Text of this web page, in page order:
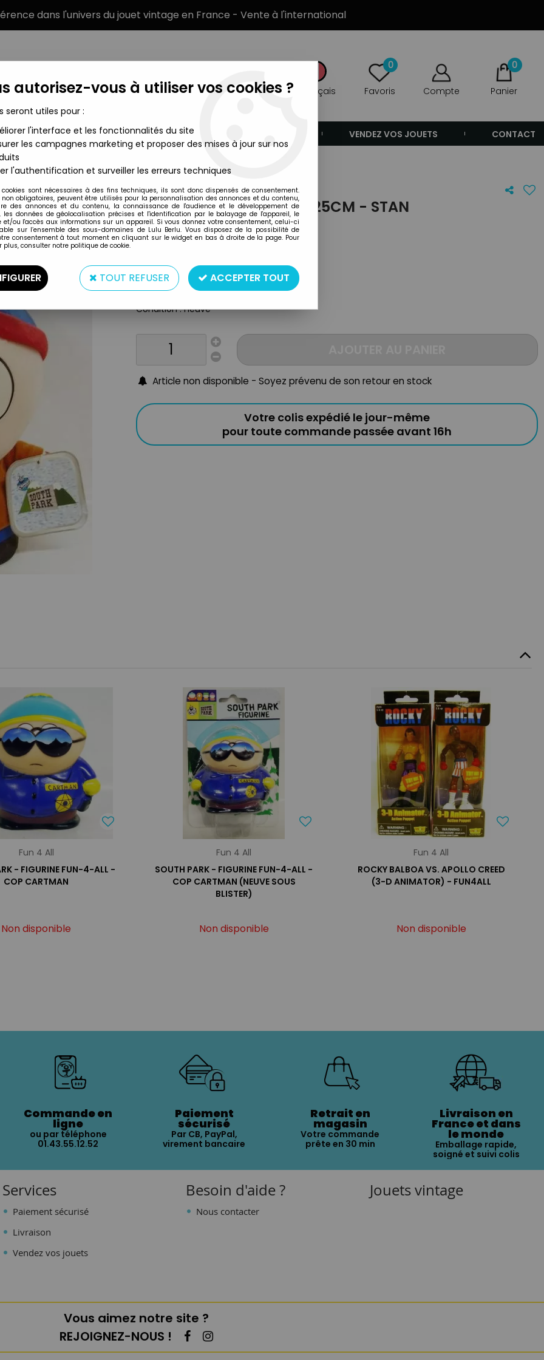
dans l'univers du jouet vintage en France - Vente à l'international
Français
0
Favoris Compte
0
Panier
MARQUES TYPE DE PRODUIT VENDEZ VOS JOUETS CONTACT
Fun 4 All
SOUTH PARK - PELUCHE 25CM - STAN
REF31294
Taille : environ 25cm
Origine : USA
Condition : neuve
Article non disponible - Soyez prévenu de son retour en stock
Votre colis expédié le jour-même
pour toute commande passée avant 16h
Fun 4 All
- FIGURINE FUN-4-ALL -
COP CARTMAN
Non disponible
Fun 4 All
SOUTH PARK - FIGURINE FUN-4-ALL -
COP CARTMAN (NEUVE SOUS
BLISTER)
Non disponible
Fun 4 All
ROCKY BALBOA VS. APOLLO CREED
(3-D ANIMATOR) - FUN4ALL
Non disponible
Commande en
ligne
ou par téléphone
01.43.55.12.52
Paiement
sécurisé
Par CB, PayPal,
virement bancaire
Retrait en
magasin
Votre commande
prête en 30 min
Livraison en
France et dans
le monde
Emballage rapide,
soigné et suivi colis
Services
Paiement sécurisé
Livraison
Vendez vos jouets
Besoin d'aide ?
Nous contacter
Jouets vintage
Vous aimez notre site ?
REJOIGNEZ-NOUS !
autorisez-vous à utiliser vos cookies ?
seront utiles pour :
l'interface et les fonctionnalités du site
les campagnes marketing et proposer des mises à jour sur nos
l'authentification et surveiller les erreurs techniques
cookies sont nécessaires à des fins techniques, ils sont donc dispensés de consentement.
non obligatoires, peuvent être utilisés pour la personnalisation des annonces et du contenu,
des annonces et du contenu, la connaissance de l'audience et le développement de
les données de géolocalisation précises et l'identification par le balayage de l'appareil, le
et/ou l'accès aux informations sur un appareil. Si vous donnez votre consentement, celui-ci
sur l’ensemble des sous-domaines de Lulu Berlu. Vous disposez de la possibilité de
consentement à tout moment en cliquant sur le widget en bas à droite de la page. Pour
plus, consulter notre politique de cookie.
TOUT REFUSER ACCEPTER TOUT